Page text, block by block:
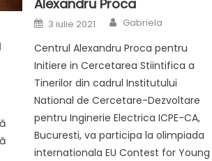
Alexandru Proca
Posted
on
3 iulie 2021 Author
Gabriela
Centrul Alexandru Proca pentru
Initiere in Cercetarea Stiintifica a
Tinerilor din cadrul Institutului
National de Cercetare-Dezvoltare
pentru Inginerie Electrica ICPE-CA,
Bucuresti, va participa la olimpiada
internationala EU Contest for Young